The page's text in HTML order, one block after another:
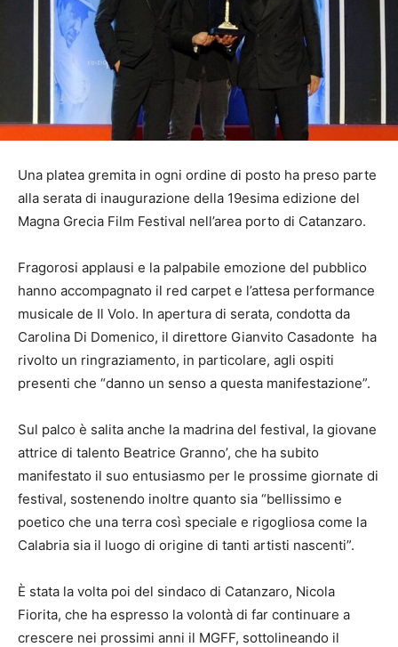
Una platea gremita in ogni ordine di posto ha preso parte
alla serata di inaugurazione della 19esima edizione del
Magna Grecia Film Festival nell’area porto di Catanzaro.
Fragorosi applausi e la palpabile emozione del pubblico
hanno accompagnato il red carpet e l’attesa performance
musicale de Il Volo. In apertura di serata, condotta da
Carolina Di Domenico, il direttore Gianvito Casadonte ha
rivolto un ringraziamento, in particolare, agli ospiti
presenti che “danno un senso a questa manifestazione”.
Sul palco è salita anche la madrina del festival, la giovane
attrice di talento Beatrice Granno’, che ha subito
manifestato il suo entusiasmo per le prossime giornate di
festival, sostenendo inoltre quanto sia “bellissimo e
poetico che una terra così speciale e rigogliosa come la
Calabria sia il luogo di origine di tanti artisti nascenti”.
È stata la volta poi del sindaco di Catanzaro, Nicola
Fiorita, che ha espresso la volontà di far continuare a
crescere nei prossimi anni il MGFF, sottolineando il